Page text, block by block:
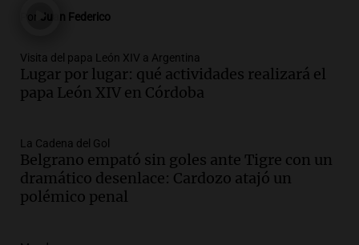
Episodios
Audio.Madres en Rosario piden por la
ley Joaquín.
Viva la Radio Rosario
Audio. Juan Pedro Colombo, rematador
de hacienda: “Las tecnologías no
reemplazan el contacto con la gente”
La Argentina, hoy
Juan Federico
Visita del papa León XIV a Argentina
Lugar por lugar: qué actividades realizará el
papa León XIV en Córdoba
La Cadena del Gol
Belgrano empató sin goles ante Tigre con un
dramático desenlace: Cardozo atajó un
polémico penal